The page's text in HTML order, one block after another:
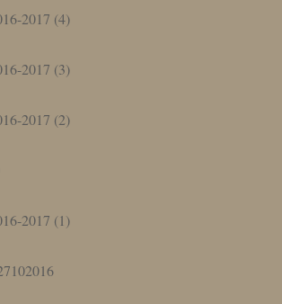
2017 (4)
2017 (3)
2017 (2)
2017 (1)